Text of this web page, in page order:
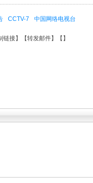
CCTV-7 中国网络电视台
链接】【转发邮件】【 】